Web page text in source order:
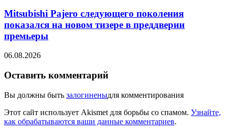
Mitsubishi Pajero следующего поколения
показался на новом тизере в преддверии
премьеры
06.08.2026
Оставить комментарий
Вы должны быть залогиненыдля комментирования
Этот сайт использует Akismet для борьбы со спамом. Узнайте,
как обрабатываются ваши данные комментариев.